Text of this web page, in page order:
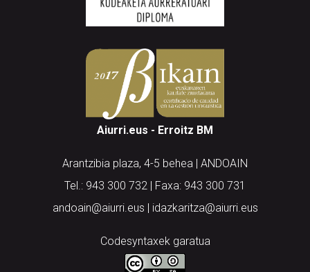
Aiurri.eus - Erroitz BM
Arantzibia plaza, 4-5 behea | ANDOAIN
Tel.: 943 300 732 | Faxa: 943 300 731
andoain@aiurri.eus | idazkaritza@aiurri.eus
Codesyntaxek garatua